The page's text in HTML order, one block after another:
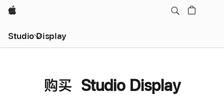
Apple
Studio Display
购买 Studio Display